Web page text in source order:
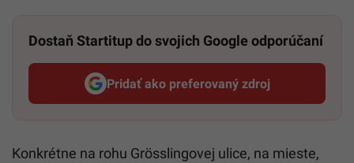
Dostaň Startitup do svojich Google odporúčaní
Pridať ako preferovaný zdroj
Startitup, odkaz sa otvorí v
Konkrétne na rohu Grösslingovej ulice, na mieste,